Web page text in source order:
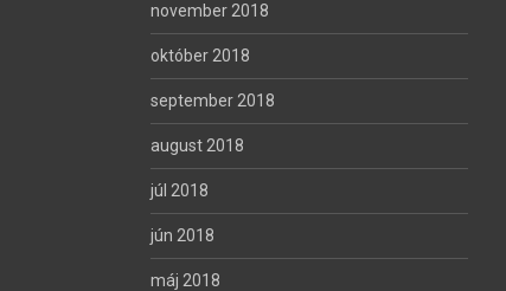
november 2018
október 2018
september 2018
august 2018
júl 2018
jún 2018
máj 2018